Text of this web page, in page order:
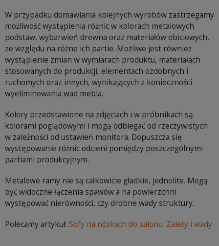
W przypadku domawiania kolejnych wyrobów zastrzegamy
możliwość wystąpienia różnic w kolorach metalowych
podstaw, wybarwień drewna oraz materiałów obiciowych,
ze względu na różne ich partie. Możliwe jest również
wystąpienie zmian w wymiarach produktu, materiałach
stosowanych do produkcji, elementach ozdobnych i
ruchomych oraz innych, wynikających z konieczności
wyeliminowania wad mebla.
Kolory przedstawione na zdjęciach i w próbnikach są
kolorami poglądowymi i mogą odbiegać od rzeczywistych
w zależności od ustawień monitora. Dopuszcza się
występowanie różnic odcieni pomiędzy poszczególnymi
partiami produkcyjnym.
Metalowe ramy nie są całkowicie gładkie, jednolite. Mogą
być widoczne łączenia spawów a na powierzchni
występować nierówności, czy drobne wady struktury.
Polecamy artykuł: Sofy na nóżkach do salonu. Zalety i wady